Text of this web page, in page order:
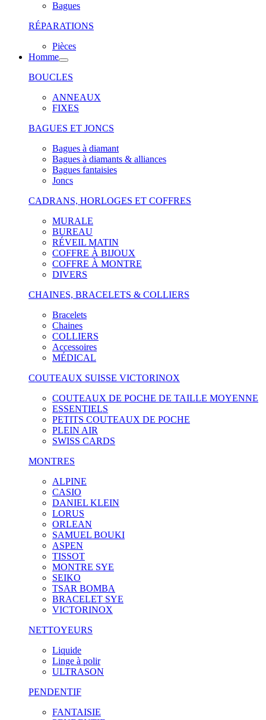
Bagues
RÉPARATIONS
Pièces
Homme
BOUCLES
ANNEAUX
FIXES
BAGUES ET JONCS
Bagues à diamant
Bagues à diamants & alliances
Bagues fantaisies
Joncs
CADRANS, HORLOGES ET COFFRES
MURALE
BUREAU
RÉVEIL MATIN
COFFRE À BIJOUX
COFFRE À MONTRE
DIVERS
CHAINES, BRACELETS & COLLIERS
Bracelets
Chaines
COLLIERS
Accessoires
MÉDICAL
COUTEAUX SUISSE VICTORINOX
COUTEAUX DE POCHE DE TAILLE MOYENNE
ESSENTIELS
PETITS COUTEAUX DE POCHE
PLEIN AIR
SWISS CARDS
MONTRES
ALPINE
CASIO
DANIEL KLEIN
LORUS
ORLEAN
SAMUEL BOUKI
ASPEN
TISSOT
MONTRE SYE
SEIKO
TSAR BOMBA
BRACELET SYE
VICTORINOX
NETTOYEURS
Liquide
Linge à polir
ULTRASON
PENDENTIF
FANTAISIE